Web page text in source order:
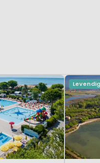
Levendig